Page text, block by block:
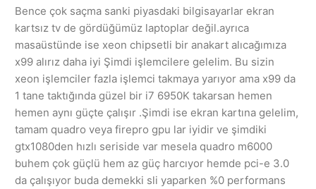
Bence çok saçma sanki piyasdaki bilgisayarlar ekran
kartsız tv de gördüğümüz laptoplar değil.ayrıca
masaüstünde ise xeon chipsetli bir anakart alıcağımıza
x99 alırız daha iyi Şimdi işlemcilere gelelim. Bu sizin
xeon işlemciler fazla işlemci takmaya yarıyor ama x99 da
1 tane taktığında güzel bir i7 6950K takarsan hemen
hemen aynı güçte çalışır .Şimdi ise ekran kartına gelelim,
tamam quadro veya firepro gpu lar iyidir ve şimdiki
gtx1080den hızlı seriside var mesela quadro m6000
buhem çok güçlü hem az güç harcıyor hemde pci-e 3.0
da çalışıyor buda demekki sli yaparken %0 performans